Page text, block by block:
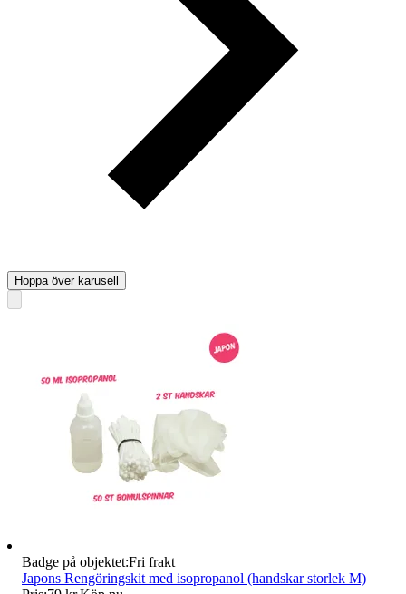
Hoppa över karusell
Badge på objektet:Fri frakt
Japons Rengöringskit med isopropanol (handskar storlek M)